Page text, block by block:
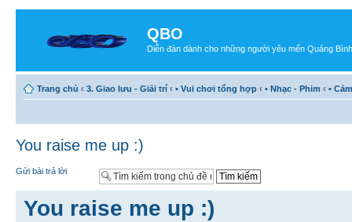
QBO
Diễn đàn dành cho những người yêu mến Quảng Bình
Trang chủ ‹ 3. Giao lưu - Giải trí ‹ • Vui chơi tổng hợp ‹ • Nhạc - Phim ‹ •
You raise me up :)
Gửi bài trả lời
You raise me up :)